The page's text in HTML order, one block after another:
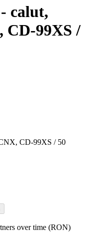
calut,
CD-99XS /
CD-99XS / 50
over time (RON)